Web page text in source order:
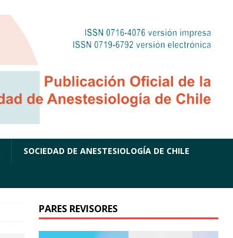
SOCIEDAD DE ANESTESIOLOGÍA DE CHILE
PARES REVISORES